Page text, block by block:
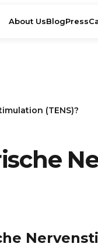
About UsBlogPress
(TENS)?